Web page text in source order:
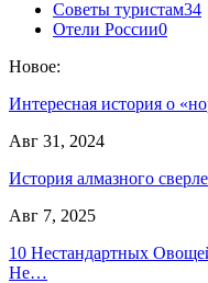
Советы туристам34
Отели России0
Новое:
Интересная история о
Авг 31, 2024
История алмазного
Авг 7, 2025
10 Нестандартных
Не…